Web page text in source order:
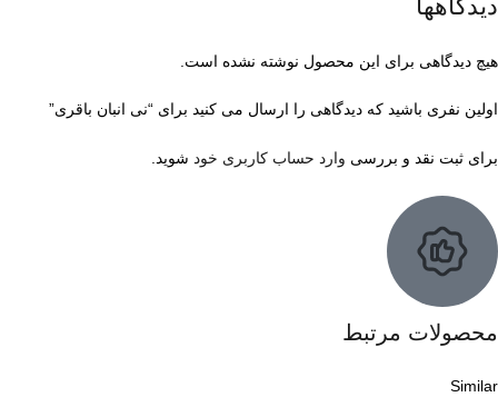
دیدگاهها
هیچ دیدگاهی برای این محصول نوشته نشده است.
اولین نفری باشید که دیدگاهی را ارسال می کنید برای “نی انبان باقری”
برای ثبت نقد و بررسی وارد حساب کاربری خود شوید.
محصولات مرتبط
Similar